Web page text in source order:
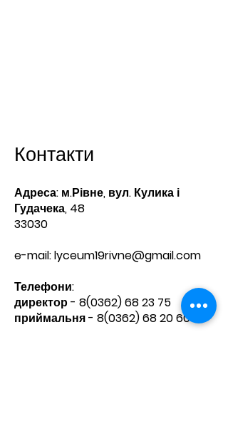
Контакти
Адреса: м.Рівне, вул. Кулика і
Гудачека, 48
33030
e-mail:lyceum19rivne@gmail.com
Телефони:​
директор - 8(0362) 68 23 75
приймальня - 8(0362) 68 20 60